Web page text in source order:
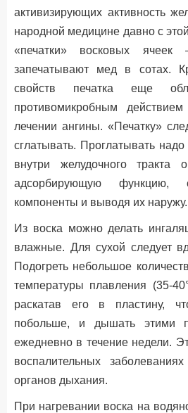
активизирующих активность
народной медицине давно с
«печатки» восковых
запечатывают мед в сотах.
свойств печатка еще
противомикробным
лечении ангины. «Печатку»
сглатывать. Проглатывать
внутри желудочного тракта
адсорбирующую функцию,
компоненты и выводя их наружу.
Из воска можно делать
влажные. Для сухой следует
Подогреть небольшое
температуры плавления (35-
раскатав его в пластину,
побольше, и дышать этими
ежедневно в течение недели.
воспалительных
органов дыхания.
При нагревании воска на